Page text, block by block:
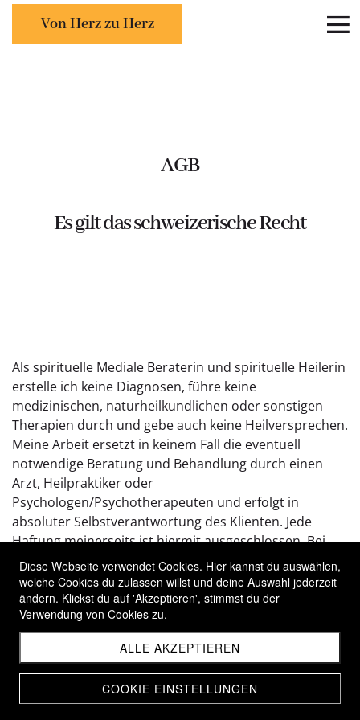
Von Herz zu Herz
AGB
Es gilt das schweizerische Recht
Als spirituelle Mediale Beraterin und spirituelle Heilerin
erstelle ich keine Diagnosen, führe keine
medizinischen, naturheilkundlichen oder sonstigen
Therapien durch und gebe auch keine Heilversprechen.
Meine Arbeit ersetzt in keinem Fall die eventuell
notwendige Beratung und Behandlung durch einen
Arzt, Heilpraktiker oder
Psychologen/Psychotherapeuten und erfolgt in
absoluter Selbstverantwortung des Klienten. Jede
Haftung meinerseits ist hiermit ausgeschlossen. Bei
schwerwiegenden Psychischen Problemen oder
Drogen Abhängigkeiten sollte immer Professionelle
Hilfe in Anspruch genommen werden.
Ansonsten gilt das schweizerische Recht betreffend
von Herz zu Herz Barbara Hofstetter
Diese Webseite verwendet Cookies. Hier kannst du auswählen,
welche Cookies du zulassen willst und deine Auswahl jederzeit
ändern. Klickst du auf 'Akzeptieren', stimmst du der
Verwendung von Cookies zu.
ALLE AKZEPTIEREN
COOKIE EINSTELLUNGEN